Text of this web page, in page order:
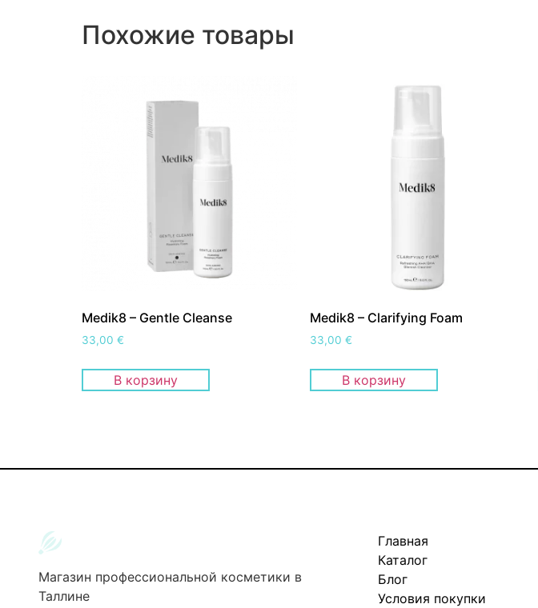
Похожие товары
Medik8 – Gentle Cleanse
33,00 €
В корзину
Medik8 – Clarifying Foam
33,00 €
В корзину
Магазин профессиональной косметики в
Таллине
Главная
Каталог
Блог
Условия покупки